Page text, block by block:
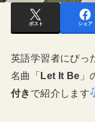
ポスト シェア
英語学習者にぴっ
名曲「Let It Be 」
付き で紹介します